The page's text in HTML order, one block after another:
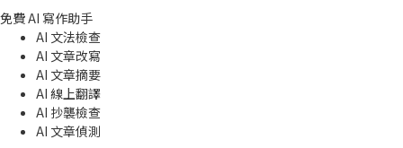
免費 AI 寫作助手
AI 文法檢查
AI 文章改寫
AI 文章摘要
AI 線上翻譯
AI 抄襲檢查
AI 文章偵測